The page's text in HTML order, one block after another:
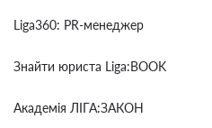
Liga360: PR-менеджер
Знайти юриста Liga:BOOK
Академія ЛІГА:ЗАКОН